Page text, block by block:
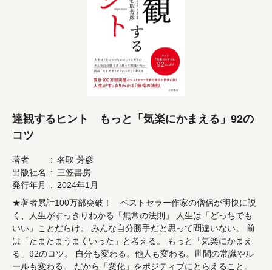
達観するヒント もっと「気楽にかまえる」92の
コツ
著者
名取 芳彦
出版社名
三笠書房
発行年月
2024年1月
★著者累計100万部突破！ ベストセラー作家の僧侶が明快に説
く、人生がすっきりわかる「無常の法則」 人生は「どっちでも
いい」ことだらけ。 みんな自分勝手だと思って間違いない。 前
は「たまたまうまくいった」と考える。 もっと「気楽にかまえ
る」92のコツ。 自分も変わる。他人も変わる。世間の常識やル
ールも変わる。 だから「変化」をポジティブにとらえること。